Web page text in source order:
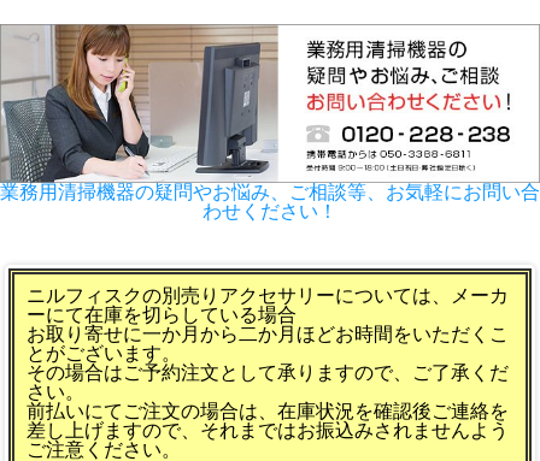
業務用清掃機器の疑問やお悩み、ご相談等、お気軽にお問い合
わせください！
ニルフィスクの別売りアクセサリーについては、メーカ
ーにて在庫を切らしている場合
お取り寄せに一か月から二か月ほどお時間をいただくこ
とがございます。
その場合はご予約注文として承りますので、ご了承くだ
さい。
前払いにてご注文の場合は、在庫状況を確認後ご連絡を
差し上げますので、それまではお振込みされませんよう
ご注意ください。